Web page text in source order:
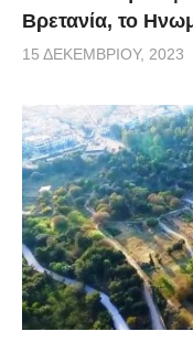
Βρετανία, το
15 ΔΕΚΕΜΒΡΊΟΥ, 2023